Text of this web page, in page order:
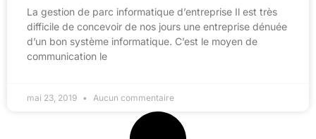
La gestion de parc informatique d’entreprise Il est très
difficile de concevoir de nos jours une entreprise dénuée
d’un bon système informatique. C’est le moyen de
communication le
mai 23, 2019 Aucun commentaire